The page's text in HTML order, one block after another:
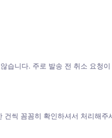
습니다. 주로 발송 전 취소 요청
건씩 꼼꼼히 확인하셔서 처리해주